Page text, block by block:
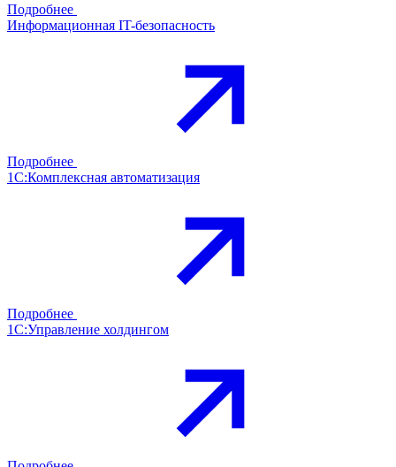
Подробнее
Информационная IT-безопасность
Подробнее
1С:Комплексная автоматизация
Подробнее
1С:Управление холдингом